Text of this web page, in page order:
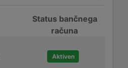
Status bančnega
računa
Aktiven